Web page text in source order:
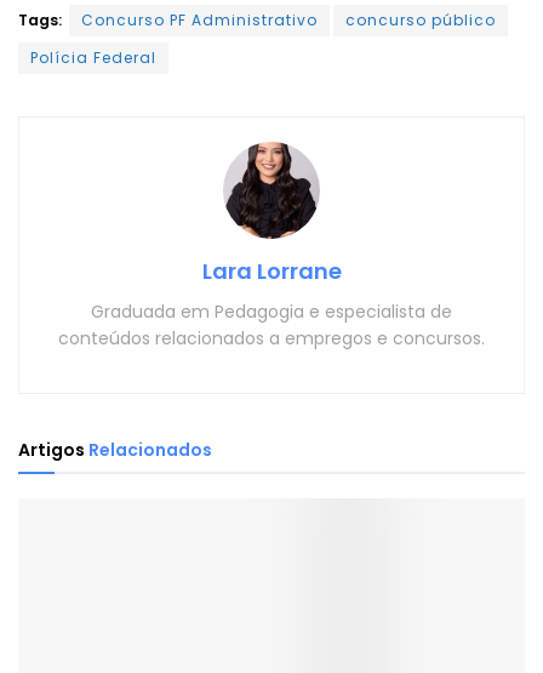
Tags: Concurso PF Administrativo
concurso público
Polícia Federal
Lara Lorrane
Graduada em Pedagogia e especialista de
conteúdos relacionados a empregos e concursos.
Artigos Relacionados